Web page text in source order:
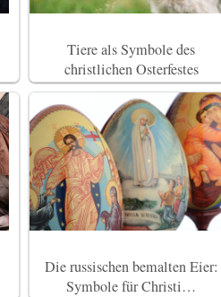
Tiere als Symbole des
christlichen Osterfestes
Die russischen bemalten Eier:
Symbole für Christi…